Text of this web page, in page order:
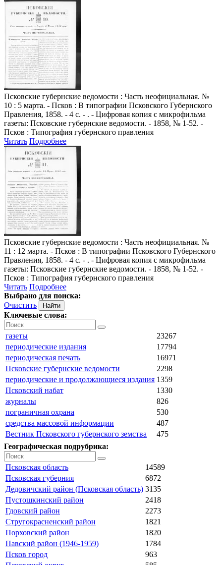
Псковские губернские ведомости : Часть неофициальная. №
10 : 5 марта. - Псков : В типографии Псковского Губернского
Правления, 1858. - 4 с. - . - Цифровая копия с микрофильма
газеты: Псковские губернские ведомости. - 1858, № 1-52. -
Псков : Типография губернского правления
Читать Подробнее
Псковские губернские ведомости : Часть неофициальная. №
11 : 12 марта. - Псков : В типографии Псковского Губернского
Правления, 1858. - 4 с. - . - Цифровая копия с микрофильма
газеты: Псковские губернские ведомости. - 1858, № 1-52. -
Псков : Типография губернского правления
Читать Подробнее
Выбрано для поиска:
Очистить
Ключевые слова:
газеты
23267
периодические издания
17794
периодическая печать
16971
Псковские губернские ведомости
2298
периодические и продолжающиеся издания 1359
Псковский набат
1330
журналы
826
пограничная охрана
530
средства массовой информации
487
Вестник Псковского губернского земства
475
Географическая подрубрика:
Псковская область
14589
Псковская губерния
6872
Дедовичский район (Псковская область) 3135
Пустошкинский район
2418
Гдовский район
2273
Стругокрасненский район
1821
Порховский район
1820
Павский район (1946-1959)
1784
Псков город
963